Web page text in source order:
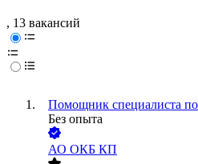
, 13 вакансий
Помощник специалиста
Без опыта
АО ОКБ КП